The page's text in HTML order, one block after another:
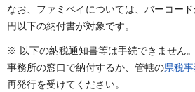
なお、ファミペイについては、バーコー
円以下の納付書が対象です。
※ 以下の納税通知書等は手続できません
事務所の窓口で納付するか、管轄の県税
再発行を受けてください。